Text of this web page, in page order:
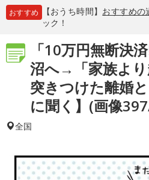
おすすめ 【おうち時間】 おすすめの
ック！
「10万円無断決
沼へ→「家族よ
突きつけた離婚
に聞く】(画像
全国